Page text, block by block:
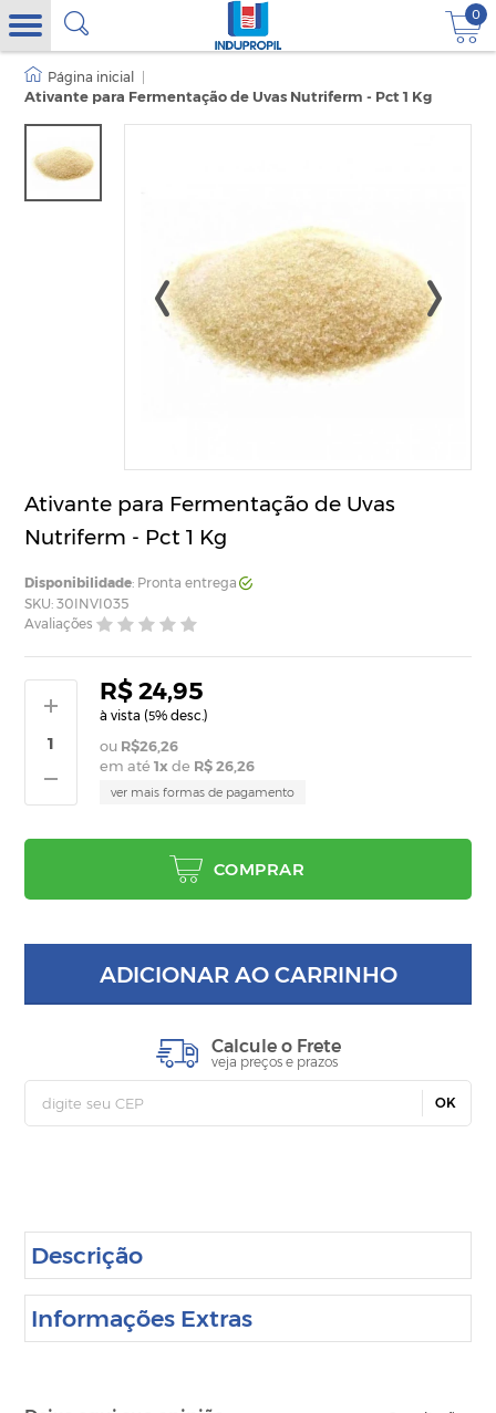
0
Ativante para Fermentação de Uvas Nutriferm - Pct 1 Kg
Ativante para Fermentação de Uvas
Nutriferm - Pct 1 Kg
Disponibilidade: Pronta entrega
SKU: 30INVI035
Avaliações
R$ 24,95
à vista (5% desc.)
R$26,26
em até1x de R$ 26,26
ver mais formas de pagamento
COMPRAR
ADICIONAR AO CARRINHO
Calcule o Frete
veja preços e prazos
OK
Descrição
Informações Extras